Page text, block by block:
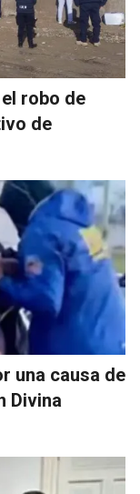
robo de
de
una causa de
Divina